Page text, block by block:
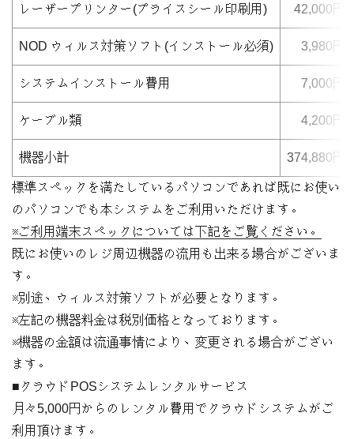
レーザープリンター(プライスシール印刷用) 42,000円
NOD ウィルス対策ソフト(インストール必須) 3,980円
システムインストール費用 7,000円
ケーブル類 4,200円
機器小計 374,880円
標準スペックを満たしているパソコンであれば既にお使い
のパソコンでも本システムをご利用いただけます。
※ご利用端末スペックについては下記をご覧ください。
既にお使いのレジ周辺機器の流用も出来る場合がございま
す。
※別途、ウィルス対策ソフトが必要となります。
※左記の機器料金は税別価格となっております。
※機器の金額は流通事情により、変更される場合がござい
ます。
クラウドPOSシステムレンタルサービス
月々5,000円からのレンタル費用でクラウドシステムがご
利用頂けます。